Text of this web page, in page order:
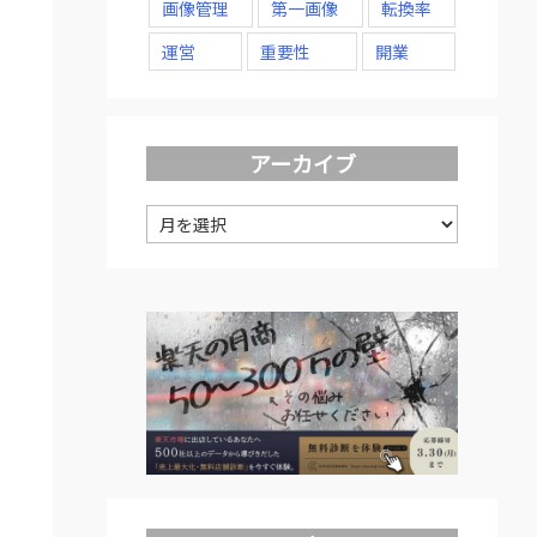
画像管理 第一画像
転換率
運営
重要性 開業
アーカイブ
ー
ブ